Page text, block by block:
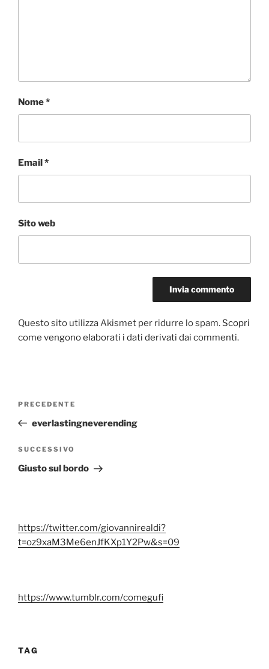
Nome*
Email*
Sito web
Questo sito utilizza Akismet per ridurre lo spam. Scopri
come vengono elaborati i dati derivati dai commenti.
Articolo
precedente:
PRECEDENTE
everlastingneverending
Articolo
successivo
SUCCESSIVO
Giusto sul bordo
https://twitter.com/giovannirealdi?
t=oz9xaM3Me6enJfKXp1Y2Pw&s=09
https://www.tumblr.com/comegufi
TAG